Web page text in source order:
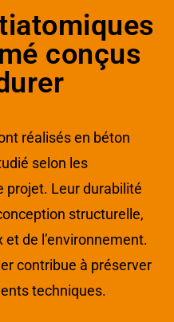
conçus
réalisés en béton
selon les
projet. Leur durabilité
structurelle,
de l’environnement.
contribue à préserver
techniques.